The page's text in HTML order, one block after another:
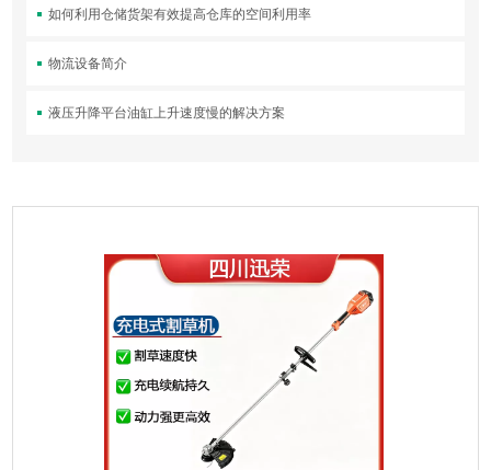
如何利用仓储货架有效提高仓库的空间利用率
物流设备简介
液压升降平台油缸上升速度慢的解决方案